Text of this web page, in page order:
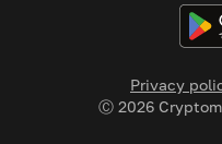
Privacy
Ⓒ 2026